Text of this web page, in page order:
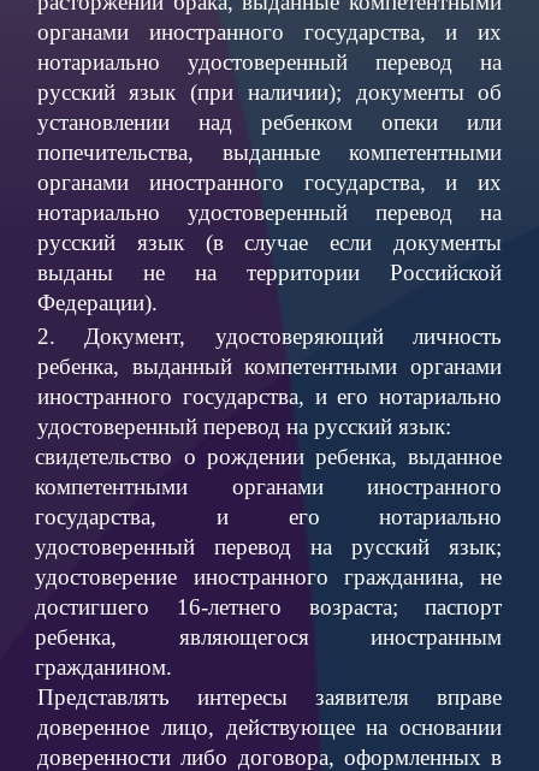
органами иностранного государства, и их
нотариально удостоверенный перевод на
русский язык (при наличии); документы об
установлении над ребенком опеки или
попечительства, выданные компетентными
органами иностранного государства, и их
нотариально удостоверенный перевод на
русский язык (в случае если документы
выданы не на территории Российской
Федерации).
2. Документ, удостоверяющий личность
ребенка, выданный компетентными органами
иностранного государства, и его нотариально
удостоверенный перевод на русский язык:
свидетельство о рождении ребенка, выданное
компетентными органами иностранного
государства, и его нотариально
удостоверенный перевод на русский язык;
удостоверение иностранного гражданина, не
достигшего 16-летнего возраста; паспорт
ребенка, являющегося иностранным
гражданином.
Представлять интересы заявителя вправе
доверенное лицо, действующее на основании
доверенности либо договора, оформленных в